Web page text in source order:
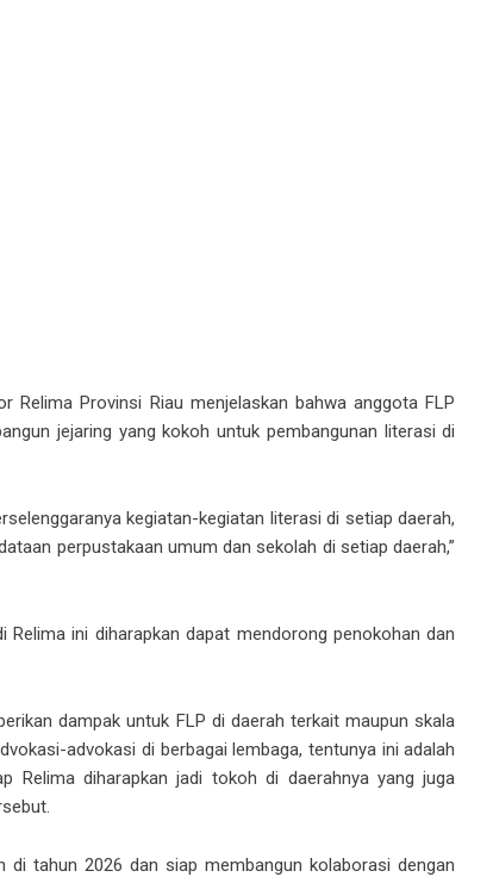
Relima Provinsi Riau menjelaskan bahwa anggota FLP
jejaring yang kokoh untuk pembangunan literasi di
kegiatan-kegiatan literasi di setiap daerah,
perpustakaan umum dan sekolah di setiap daerah,”
ini diharapkan dapat mendorong penokohan dan
dampak untuk FLP di daerah terkait maupun skala
advokasi di berbagai lembaga, tentunya ini adalah
Relima diharapkan jadi tokoh di daerahnya yang juga
tahun 2026 dan siap membangun kolaborasi dengan